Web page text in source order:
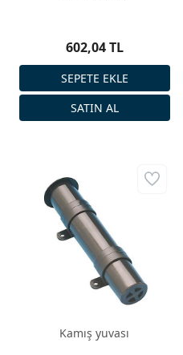
602,04 TL
Kamış yuvası